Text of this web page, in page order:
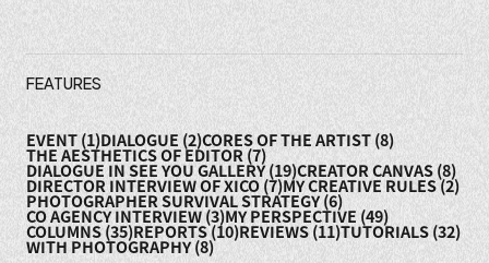
FEATURES
EVENT (1)DIALOGUE (2)CORES OF THE ARTIST (8)
THE AESTHETICS OF EDITOR (7)
DIALOGUE IN SEE YOU GALLERY (19)CREATOR CANVAS (8)
DIRECTOR INTERVIEW OF XICO (7)MY CREATIVE RULES (2)
PHOTOGRAPHER SURVIVAL STRATEGY (6)
CO AGENCY INTERVIEW (3)MY PERSPECTIVE (49)
COLUMNS (35)REPORTS (10)REVIEWS (11)TUTORIALS (32)
WITH PHOTOGRAPHY (8)